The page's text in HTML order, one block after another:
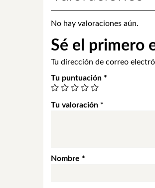
No hay valoraciones aún.
Sé el primero
Tu dirección de correo
Tu puntuación *
Tu valoración *
Nombre *